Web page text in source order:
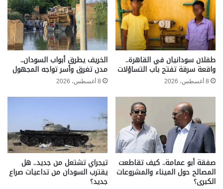
طفلان سودانيان في القاهرة..
واقعة سرقة تفتح باب التساؤلات
8 أغسطس، 2026
الخريف يطرق أبواب السودان..
مدن تغرق وأسر تواجه المجهول
8 أغسطس، 2026
صفقة أبو عمامة.. كيف تقاطعت
المصالح حول الميناء والمشروعات
الكبرى؟
تيجراي تشتعل من جديد.. هل
يقترب السودان من تداعيات صراع
جديد؟